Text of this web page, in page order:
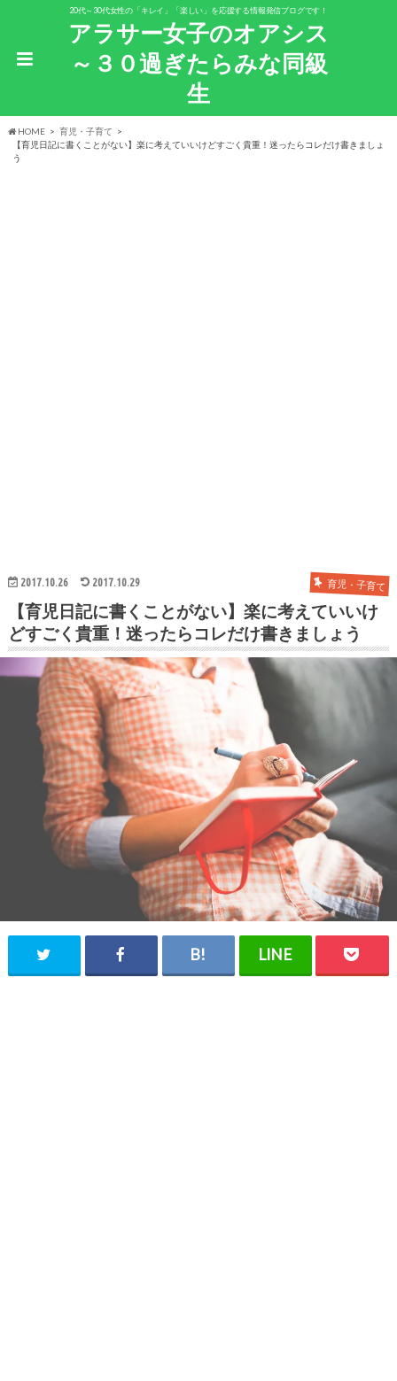
20代～30代女性の「キレイ」「楽しい」を応援する情報発信ブログです！
アラサー女子のオアシス
～３０過ぎたらみな同級
生
HOME
育児・子育て
【育児日記に書くことがない】楽に考えていいけどすごく貴重！迷ったらコレだけ書きましょ
う
2017.10.26 2017.10.29 育児・子育て
【育児日記に書くことがない】楽に考えていいけ
どすごく貴重！迷ったらコレだけ書きましょう